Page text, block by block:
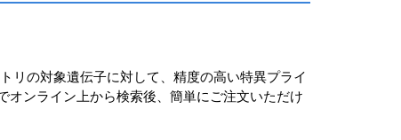
リの対象遺伝子に対して、精度の高い特異プライ
オンライン上から検索後、簡単にご注文いただけ